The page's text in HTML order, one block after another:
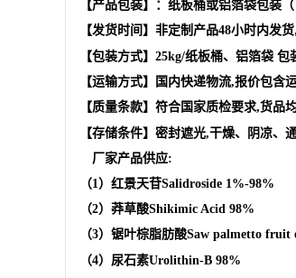
【产品包装】：纸板桶或铝箔袋包装
【发货时间】非定制产品48小时内发货,
【包装方式】 25kg/纸板桶、铝箔袋 包
【运输方式】国内快递物流,报价包含
【质量条款】符合国家质检要求,货品
【存储条件】密封遮光,干燥、阴凉、
厂家产品供应:
（1）红景天苷Salidroside 1%-98%
（2）莽草酸Shikimic Acid 98%
（3）锯叶棕脂肪酸Saw palmetto fruit
（4） 尿石素Urolithin-B 98%